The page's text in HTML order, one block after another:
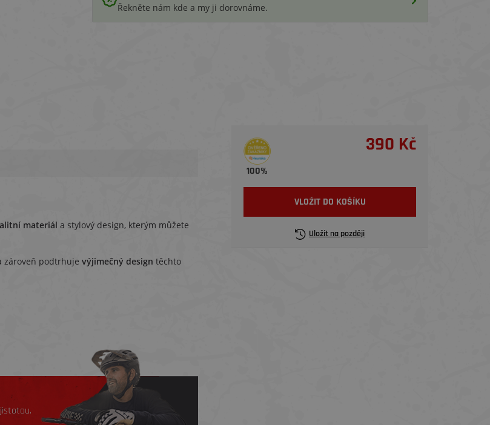
Řekněte nám kde a my ji dorovnáme.
materiál a stylový design, kterým můžete
zároveň podtrhuje výjimečný design těchto
100%
390 Kč
VLOŽIT DO KOŠÍKU
Uložit na později